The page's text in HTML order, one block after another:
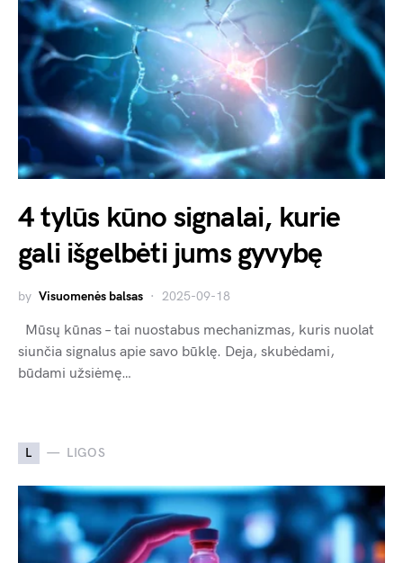
4 tylūs kūno signalai, kurie
gali išgelbėti jums gyvybę
by Visuomenės balsas 2025-09-18
Mūsų kūnas – tai nuostabus mechanizmas, kuris nuolat
siunčia signalus apie savo būklę. Deja, skubėdami,
būdami užsiėmę…
L LIGOS